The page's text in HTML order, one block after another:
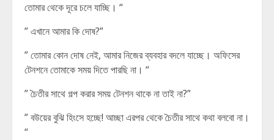
তোমার থেকে দূরে চলে যাচ্ছি। “
” এখানে আমার কি দোষ?”
” তোমার কোন দোষ নেই, আমার নিজের ব্যবহার বদলে যাচ্ছে। অফিসের
টেনশনে তোমাকে সময় দিতে পারছি না। “
” চৈতীর সাথে গল্প করার সময় টেনশন থাকে না তাই না?”
” বউয়ের বুঝি হিংসে হচ্ছে! আচ্ছা এরপর থেকে চৈতীর সাথে কথা বলবো না।
“